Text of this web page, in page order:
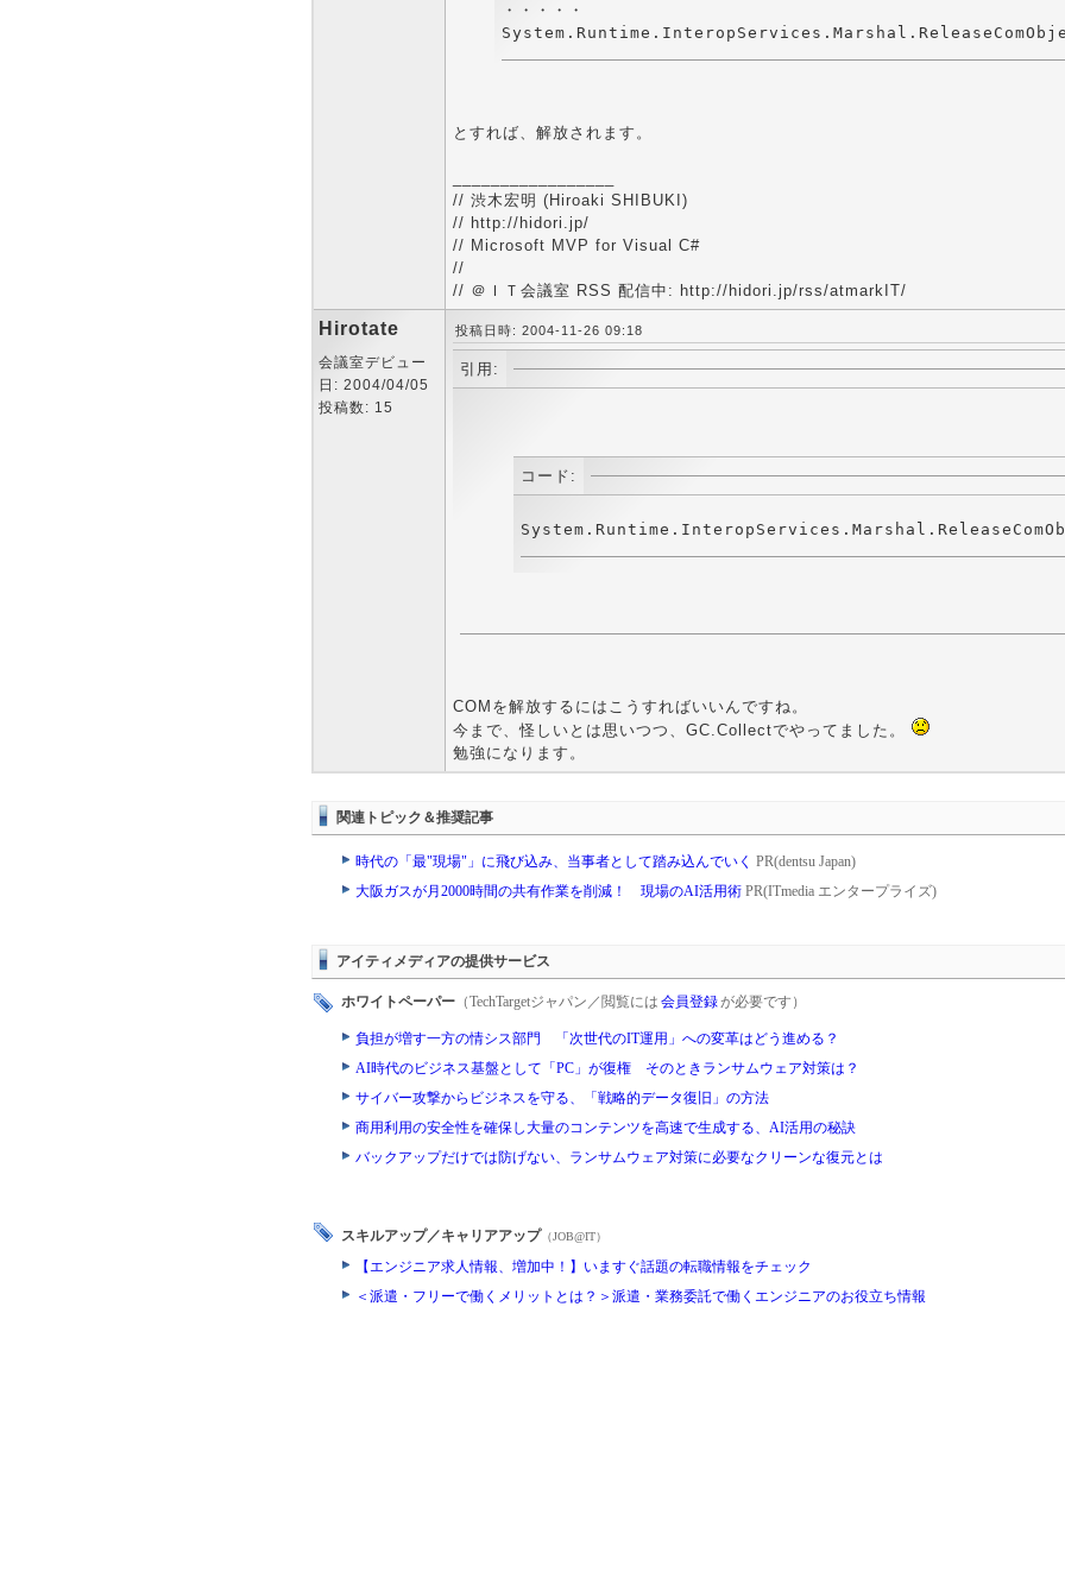
・・・・・
とすれば、解放されます。
// 渋木宏明 (Hiroaki SHIBUKI)
// http://hidori.jp/
// Microsoft MVP for Visual C#
//
// ＠ＩＴ会議室 RSS 配信中: http://hidori.jp/rss/atmarkIT/
Hirotate
会議室デビュー
日: 2004/04/05
投稿数: 15
投稿日時: 2004-11-26 09:18
引用:
コード:
COMを解放するにはこうすればいいんですね。
今まで、怪しいとは思いつつ、GC.Collectでやってました。
勉強になります。
関連トピック＆推奨記事
時代の「最"現場"」に飛び込み、当事者として踏み込んでいく PR(dentsu Japan)
大阪ガスが月2000時間の共有作業を削減！ 現場のAI活用術 PR(ITmedia エンタープライズ)
アイティメディアの提供サービス
ホワイトペーパー （TechTargetジャパン／閲覧には 会員登録が必要です）
負担が増す一方の情シス部門 「次世代のIT運用」への変革はどう進める？
AI時代のビジネス基盤として「PC」が復権 そのときランサムウェア対策は？
サイバー攻撃からビジネスを守る、「戦略的データ復旧」の方法
商用利用の安全性を確保し大量のコンテンツを高速で生成する、AI活用の秘訣
バックアップだけでは防げない、ランサムウェア対策に必要なクリーンな復元とは
スキルアップ／キャリアアップ （JOB@IT）
【エンジニア求人情報、増加中！】いますぐ話題の転職情報をチェック
＜派遣・フリーで働くメリットとは？＞派遣・業務委託で働くエンジニアのお役立ち情報